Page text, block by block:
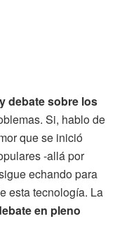
debate sobre los
Si, hablo de
que se inició
-allá por
echando para
esta tecnología. La
en pleno